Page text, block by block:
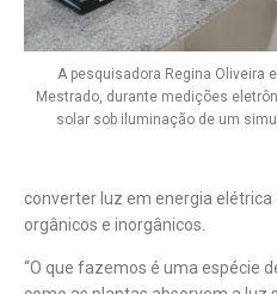
A pesquisadora Regina Oliveira
Mestrado, durante medições
solar sob iluminação de um
converter luz em energia
orgânicos e inorgânicos.
“O que fazemos é uma espécie